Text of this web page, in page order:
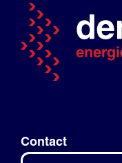
Contact